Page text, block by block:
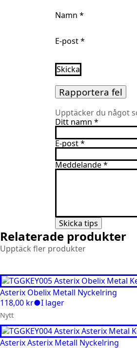
Namn *
E-post*
Rapportera fel
Upptäcker du något
Ditt namn *
E-post*
Meddelande*
Skicka tips
Relaterade produkter
Upptäck fler produkter
Asterix Obelix Metall Nyckelring
118,00 kr●I lager
Nytt
Asterix Asterix Metall Nyckelring